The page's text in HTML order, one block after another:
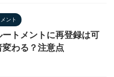
ント
トメントに再登録は可
わる？注意点